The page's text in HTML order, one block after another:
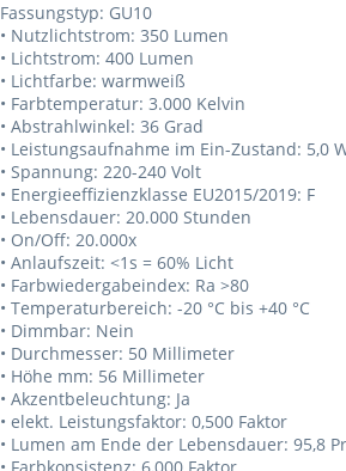
Fassungstyp: GU10
• Nutzlichtstrom: 350 Lumen
• Lichtstrom: 400 Lumen
• Lichtfarbe: warmweiß
• Farbtemperatur: 3.000 Kelvin
• Abstrahlwinkel: 36 Grad
• Leistungsaufnahme im Ein-Zustand: 5,0
• Spannung: 220-240 Volt
• Energieeffizienzklasse EU2015/2019: F
• Lebensdauer: 20.000 Stunden
• On/Off: 20.000x
• Anlaufszeit: <1s = 60% Licht
• Farbwiedergabeindex: Ra >80
• Temperaturbereich: -20 °C bis +40 °C
• Dimmbar: Nein
• Durchmesser: 50 Millimeter
• Höhe mm: 56 Millimeter
• Akzentbeleuchtung: Ja
• elekt. Leistungsfaktor: 0,500 Faktor
• Lumen am Ende der Lebensdauer: 95,8